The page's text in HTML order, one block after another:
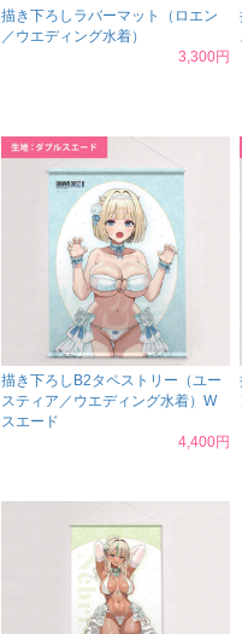
描き下ろしラバーマット（ロエン
／ウエディング水着）
3,300円
描き下ろしB2タペストリー（ユー
スティア／ウエディング水着）W
スエード
4,400円